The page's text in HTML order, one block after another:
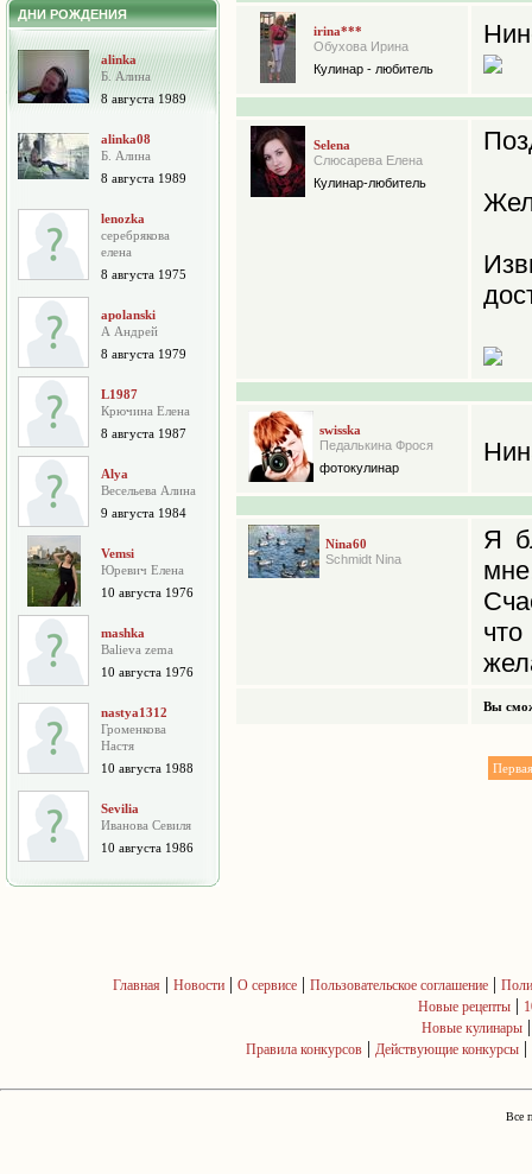
ДНИ РОЖДЕНИЯ
alinka
Б. Алина
8 августа 1989
alinka08
Б. Алина
8 августа 1989
lenozka
серебрякова
елена
8 августа 1975
apolanski
А Андрей
8 августа 1979
L1987
Крючина Елена
8 августа 1987
Alya
Весельева Алина
9 августа 1984
Vemsi
Юревич Елена
10 августа 1976
mashka
Balieva zema
10 августа 1976
nastya1312
Громенкова
Настя
10 августа 1988
Sevilia
Иванова Севиля
10 августа 1986
irina***
Обухова Ирина
Кулинар - любитель
Selena
Слюсарева Елена
Кулинар-любитель
swisska
Педалькина Фрося
фотокулинар
Nina60
Schmidt Nina
Я
Вы
Первая
Главная | Новости| О сервисе| Пользовательское соглашение|
Новые рецепты |
Новые кулинары
Правила конкурсов | Действующие конкурсы |
Все